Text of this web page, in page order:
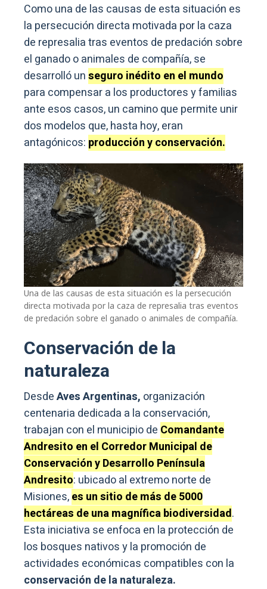
Como una de las causas de esta situación es
la persecución directa motivada por la caza
de represalia tras eventos de predación sobre
el ganado o animales de compañía, se
desarrolló unseguro inédito en el mundo
para compensar a los productores y familias
ante esos casos, un camino que permite unir
dos modelos que, hasta hoy, eran
antagónicos: producción y conservación.
Una de las causas de esta situación es la persecución
directa motivada por la caza de represalia tras eventos
de predación sobre el ganado o animales de compañía.
Conservación de la
naturaleza
DesdeAves Argentinas, organización
centenaria dedicada a la conservación,
trabajan con el municipio de Comandante
Andresito en el Corredor Municipal de
Conservación y Desarrollo Península
Andresito: ubicado al extremo norte de
Misiones,es un sitio de más de 5000
hectáreas de una magnífica biodiversidad.
Esta iniciativa se enfoca en la protección de
los bosques nativos y la promoción de
actividades económicas compatibles con la
conservación de la naturaleza.